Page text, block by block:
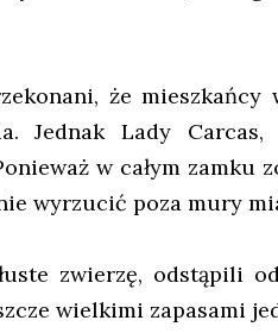
że mieszkańcy
Jednak Lady
w całym zamku
wyrzucić poza mury
zwierzę, odstąpili
wielkimi zapasami